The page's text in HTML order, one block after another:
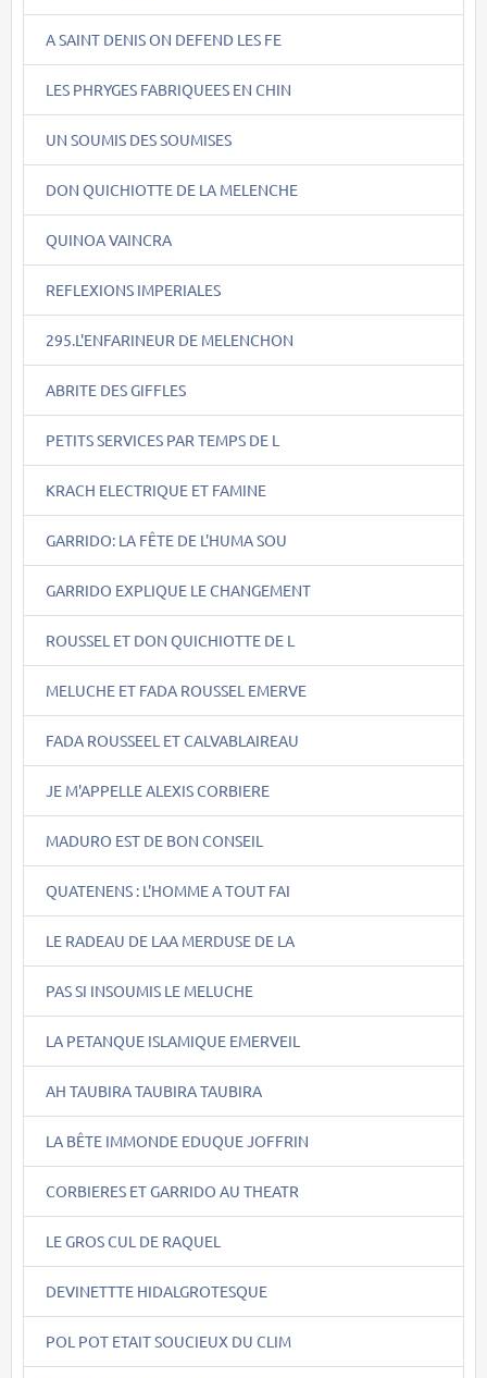
A SAINT DENIS ON DEFEND LES FE
LES PHRYGES FABRIQUEES EN CHIN
UN SOUMIS DES SOUMISES
DON QUICHIOTTE DE LA MELENCHE
QUINOA VAINCRA
REFLEXIONS IMPERIALES
295.L'ENFARINEUR DE MELENCHON
ABRITE DES GIFFLES
PETITS SERVICES PAR TEMPS DE L
KRACH ELECTRIQUE ET FAMINE
GARRIDO: LA FÊTE DE L'HUMA SOU
GARRIDO EXPLIQUE LE CHANGEMENT
ROUSSEL ET DON QUICHIOTTE DE L
MELUCHE ET FADA ROUSSEL EMERVE
FADA ROUSSEEL ET CALVABLAIREAU
JE M'APPELLE ALEXIS CORBIERE
MADURO EST DE BON CONSEIL
QUATENENS : L'HOMME A TOUT FAI
LE RADEAU DE LAA MERDUSE DE LA
PAS SI INSOUMIS LE MELUCHE
LA PETANQUE ISLAMIQUE EMERVEIL
AH TAUBIRA TAUBIRA TAUBIRA
LA BÊTE IMMONDE EDUQUE JOFFRIN
CORBIERES ET GARRIDO AU THEATR
LE GROS CUL DE RAQUEL
DEVINETTTE HIDALGROTESQUE
POL POT ETAIT SOUCIEUX DU CLIM